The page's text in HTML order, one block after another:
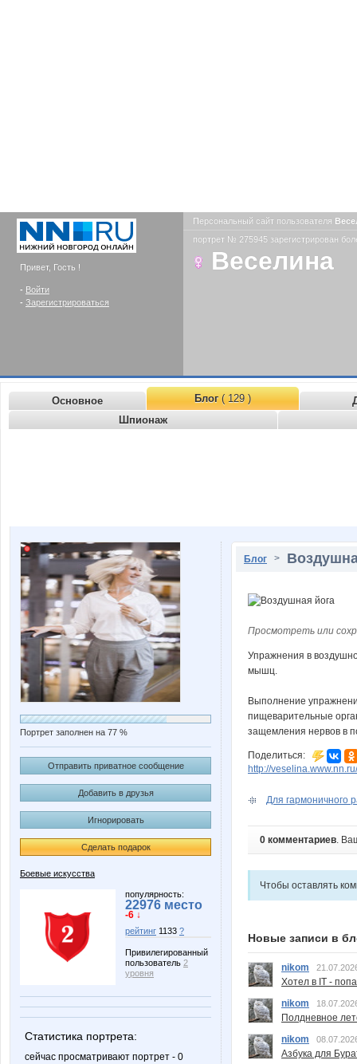
Привет, Гость !
- Войти
- Зарегистрироваться
Персональный сайт пользователя
портрет № 275945 зарегистрирован
Веселина
Основное Блог( 129 )
Шпионаж
Портрет заполнен на 77 %
Отправить приватное сообщение
Добавить в друзья
Игнорировать
Сделать подарок
Боевые искусства
популярность:
22976 место
-6 ↓
рейтинг 1133 ?
Привилегированный
пользователь 2
уровня
Статистика портрета:
сейчас просматривают портрет - 0
Блог >
Просмотреть или
Упражнения в
мышц.
Выполнение
пищеварительные
защемления нервов в
Поделиться:
http://
Для гармоничного
0 комментариев.
Чтобы оставлять
Новые записи в
nikom
Хотел в IT -
nikom
Полдневное
nikom
Азбука для